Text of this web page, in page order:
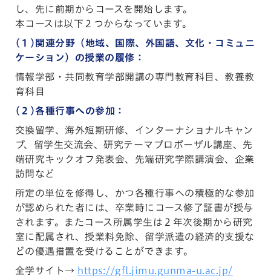
し、先に前期からコースを開始します。
本コースは以下２つからなっています。
(１)関連分野（地域、国際、外国語、文化・コミュニ
ケーション）の授業の履修：
情報学部・共同教育学部開講の専門教育科目、教養教
育科目
(２)各種行事への参加：
交換留学、海外短期研修、インターナショナルキャン
プ、留学生交流会、研究テーマプロポーザル講座、先
端研究キックオフ発表会、先端研究学際講演会、企業
訪問など
所定の単位を修得し、かつ各種行事への積極的な参加
が認められた者には、卒業時にコース修了証書が授与
されます。またコース所属学生は２年次後期から研究
室に配属され、授業料免除、留学派遣の経済的支援な
どの優遇措置を受けることができます。
全学サイト→ https://gfl.jimu.gunma-u.ac.jp/